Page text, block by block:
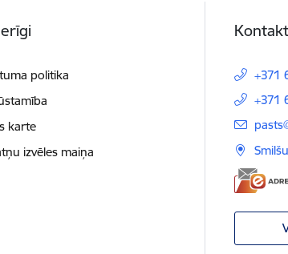
politika
karte
izvēles maiņa
+371
+371
E-